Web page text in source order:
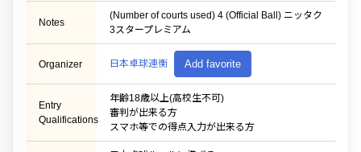
Notes
(Number of courts used) 4 (Official Ball) ニッタク
3スタープレミアム
Organizer 日本卓球連衡 Add favorite
Entry
Qualifications
年齢18歳以上(高校生不可)
審判が出来る方
スマホ等での得点入力が出来る方